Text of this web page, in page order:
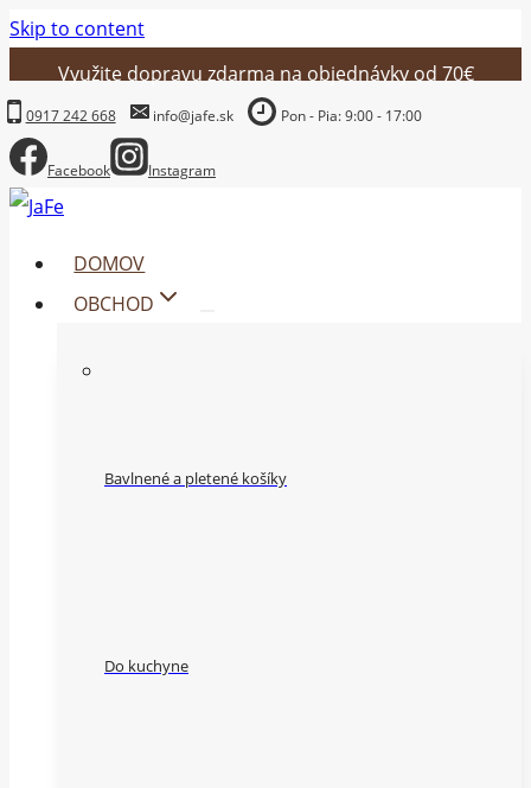
Skip to content
Využite dopravu zdarma na objednávky od 70€
0917 242 668 info@jafe.sk Pon - Pia: 9:00 - 17:00
Facebook Instagram
DOMOV
OBCHOD
Bavlnené a pletené košíky
Do kuchyne